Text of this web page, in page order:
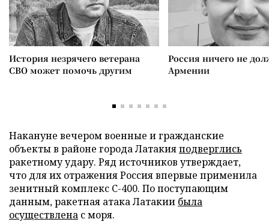
История незрячего ветерана
СВО может помочь другим
Россия ничего не
Армении
Накануне вечером военные и гражданские
объекты в районе города Латакияподверглись
ракетному удару. Ряд источников утверждает,
что для их отражения Россия впервые применила
зенитный комплекс С-400. По поступающим
данным, ракетная атака Латакии была
осуществлена с моря.